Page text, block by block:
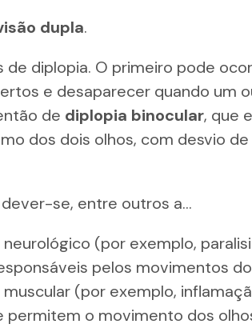
dupla.
de diplopia. O primeiro pode
e desaparecer quando um
de diplopia binocular, que
dos dois olhos, com desvio
se, entre outros a…
(por exemplo,
​​pelos movimentos
(por exemplo,
permitem o movimento dos